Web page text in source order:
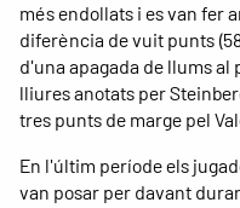
més endollats i es van fer
diferència de vuit punts
d'una apagada de llums al
lliures anotats per
tres punts de marge pel
En l'últim període els
van posar per davant